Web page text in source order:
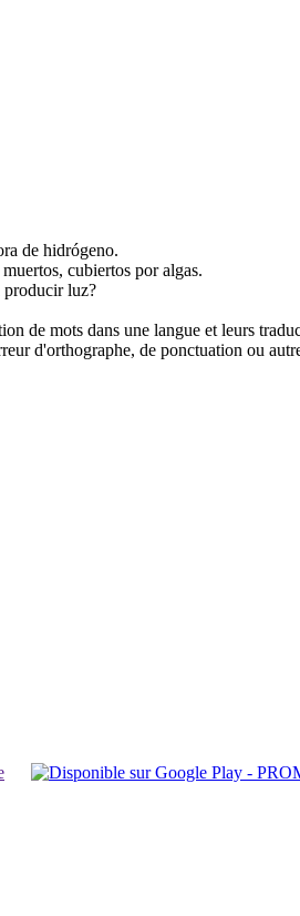
de hidrógeno.
cubiertos poralgas.
producir luz?
de mots dans une langue et leurs
d'orthographe, de ponctuation ou